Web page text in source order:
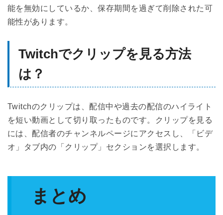
能を無効にしているか、保存期間を過ぎて削除された可
能性があります。
Twitchでクリップを見る方法
は？
Twitchのクリップは、配信中や過去の配信のハイライト
を短い動画として切り取ったものです。クリップを見る
には、配信者のチャンネルページにアクセスし、「ビデ
オ」タブ内の「クリップ」セクションを選択します。
まとめ